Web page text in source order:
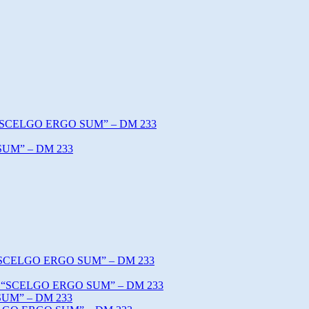
ERGO SUM” – DM 233
– DM 233
ERGO SUM” – DM 233
ERGO SUM” – DM 233
– DM 233